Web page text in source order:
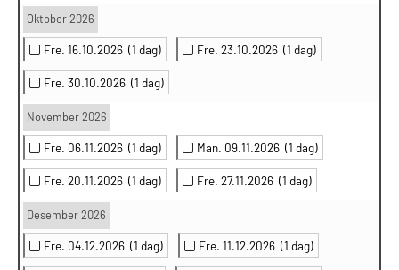
Oktober 2026
Fre. 16.10.2026 (1 dag) Fre. 23.10.2026 (1 dag)
Fre. 30.10.2026 (1 dag)
November 2026
Fre. 06.11.2026 (1 dag) Man. 09.11.2026 (1 dag)
Fre. 20.11.2026 (1 dag) Fre. 27.11.2026 (1 dag)
Desember 2026
Fre. 04.12.2026 (1 dag) Fre. 11.12.2026 (1 dag)